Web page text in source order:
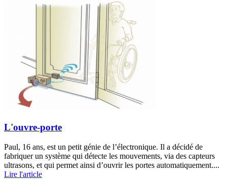
L'ouvre-porte
Paul, 16 ans, est un petit génie de l’électronique. Il a décidé de
fabriquer un système qui détecte les mouvements, via des capteurs
ultrasons, et qui permet ainsi d’ouvrir les portes automatiquement....
Lire l'article